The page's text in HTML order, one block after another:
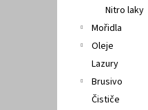
Nitro laky
Mořidla
Oleje
Lazury
Brusivo
Čističe